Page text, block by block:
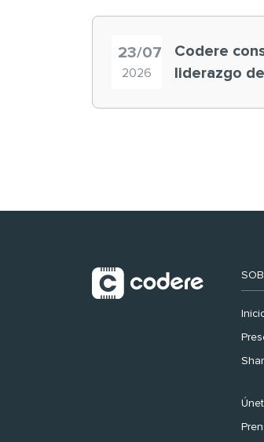
23/07
2026
Codere
liderazgo